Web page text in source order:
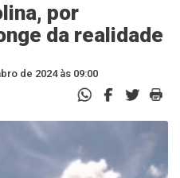
por
da realidade
de 2024 às 09:00